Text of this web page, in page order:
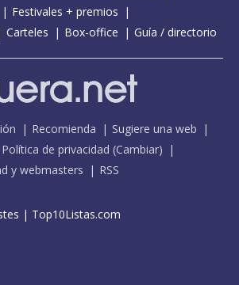
Festivales + premios
Carteles Box-office Guía / directorio
Recomienda
Sugiere una web
Política de privacidad (Cambiar)
y webmasters RSS
| Top10Listas.com